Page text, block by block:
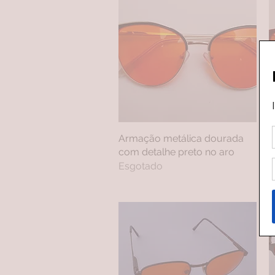
Visualização rápida
Armação metálica dourada
com detalhe preto no aro
Esgotado